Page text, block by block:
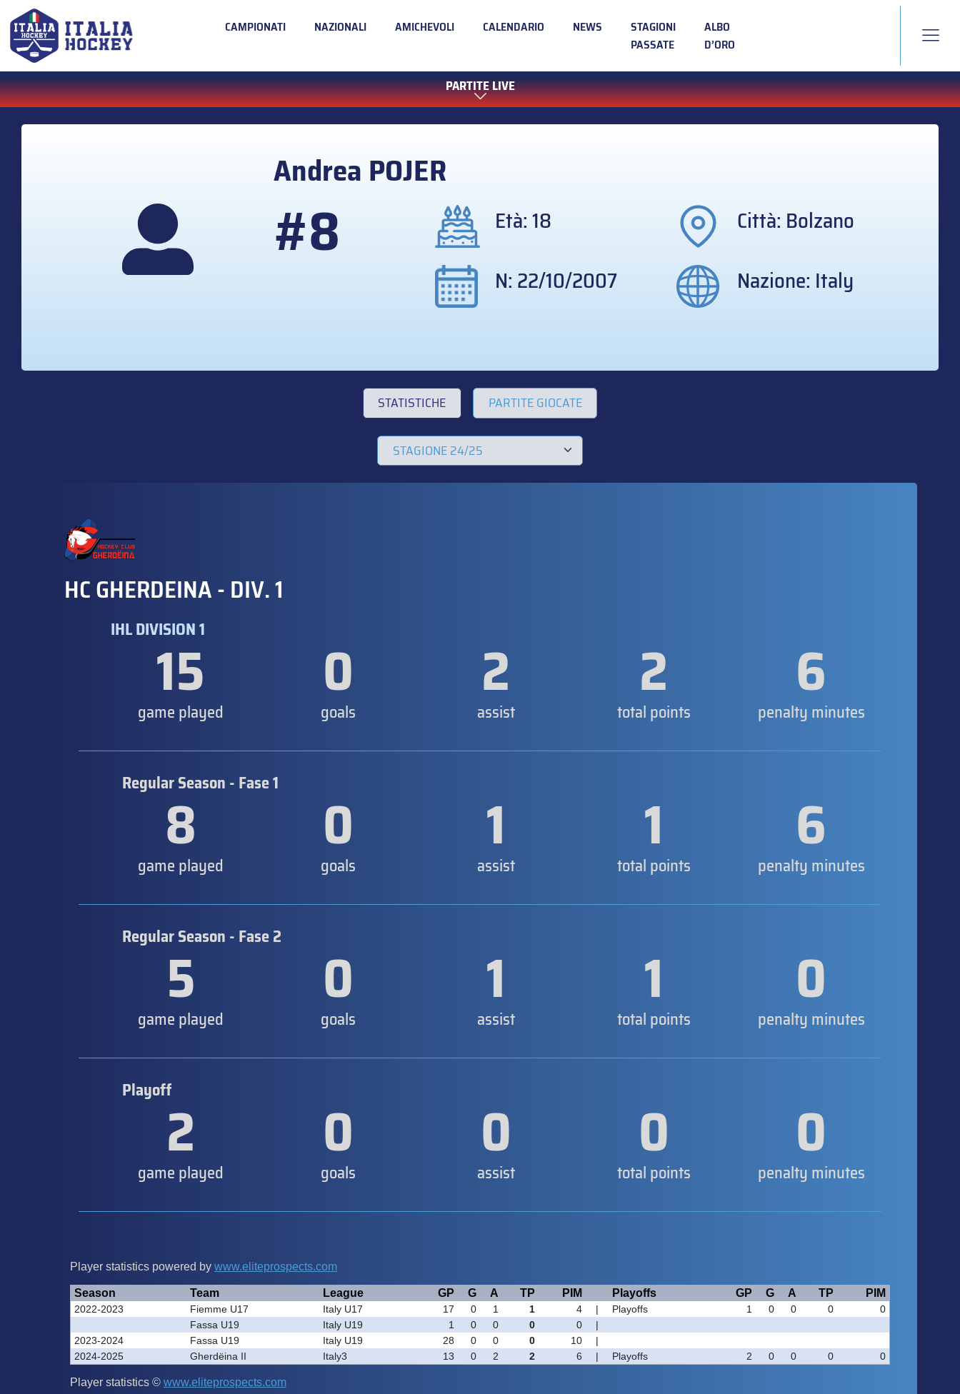
CAMPIONATI NAZIONALI AMICHEVOLI CALENDARIO NEWS
STAGIONI
PASSATE
ALBO
D’ORO
PARTITE LIVE
Andrea POJER
#8 Età: 18
Città: Bolzano
N: 22/10/2007
Nazione: Italy
STATISTICHE PARTITE GIOCATE
HC GHERDEINA - DIV. 1
IHL DIVISION 1
15
game played 0
goals 2
assist 2
total points 6
penalty minutes
Regular Season - Fase 1
8
game played 0
goals 1
assist 1
total points 6
penalty minutes
Regular Season - Fase 2
5
game played 0
goals 1
assist 1
total points 0
penalty minutes
Playoff2
game played 0
goals 0
assist 0
total points 0
penalty minutes